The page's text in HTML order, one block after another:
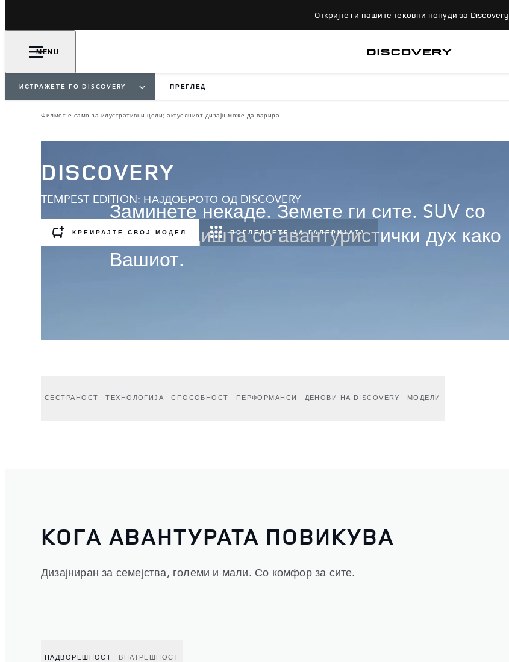
Откријте ги нашите тековни понуди за Discovery
MENU
ИСТРАЖЕТЕ ГО DISCOVERY ПРЕГЛЕД
DISCOVERY
TEMPEST EDITION: НАЈДОБРОТО ОД DISCOVERY
КРЕИРАЈТЕ СВОЈ МОДЕЛ ПОГЛЕДНЕТЕ ЈА ГАЛЕРИЈАТА
Филмот е само за илустративни цели; актуелниот дизајн може да варира.
Заминете некаде. Земете ги сите. SUV со
седум седишта со авантуристички дух како
Вашиот.
СЕСТРАНОСТ ТЕХНОЛОГИЈА СПОСОБНОСТ ПЕРФОРМАНСИ ДЕНОВИ НА DISCOVERY МОДЕЛИ
КОГА АВАНТУРАТА ПОВИКУВА
Дизајниран за семејства, големи и мали. Со комфор за сите.
НАДВОРЕШНОСТ ВНАТРЕШНОСТ